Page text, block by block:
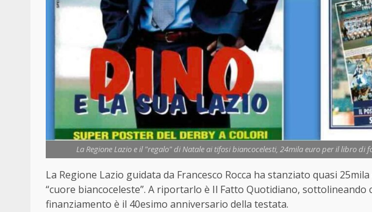
La Regione Lazio e il "regalo" di Natale ai tifosi biancocelesti, 24mila euro per il libro
La Regione Lazio guidata da Francesco Rocca ha stanziato quasi
“cuore biancoceleste”. A riportarlo è Il Fatto Quotidiano, sottolineando
finanziamento è il 40esimo anniversario della testata.